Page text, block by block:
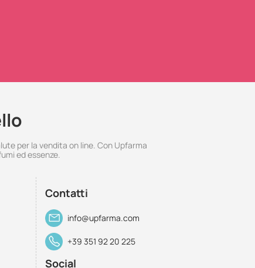
per la vendita on line. Con Upfarma
ed essenze.
Contatti
info@upfarma.com
+39 351 92 20 225
Social